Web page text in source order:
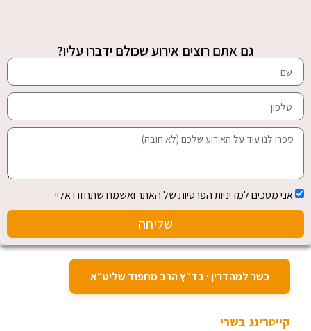
גם אתם רוצים אירוע שכולם ידברו עליו?
אני מסכים למדיניות הפרטיות של האתרואשמח שתחזרו אליי
שליחה
כשר למהדרין · בד״ץ הרב מחפוד שליט״א
קייטרינג בשרי